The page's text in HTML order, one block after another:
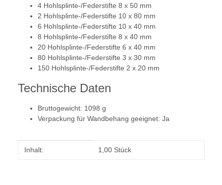
4 Hohlsplinte-/Federstifte 8 x 50 mm
2 Hohlsplinte-/Federstifte 10 x 80 mm
6 Hohlsplinte-/Federstifte 10 x 40 mm
8 Hohlsplinte-/Federstifte 8 x 40 mm
20 Hohlsplinte-/Federstifte 6 x 40 mm
80 Hohlsplinte-/Federstifte 3 x 30 mm
150 Hohlsplinte-/Federstifte 2 x 20 mm
Technische Daten
Bruttogewicht: 1098 g
Verpackung für Wandbehang geeignet: Ja
Produkteigenschaft
Wert
Inhalt: 1,00 Stück